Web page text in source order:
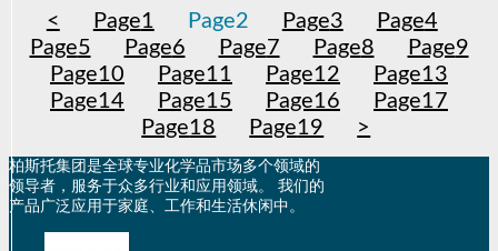
< Page1 Page2 Page3 Page4
Page5 Page6 Page7 Page8 Page9
Page10 Page11 Page12 Page13
Page14 Page15 Page16 Page17
Page18 Page19 >
柏斯托集团是全球专业化学品市场多个领域的
领导者，服务于众多行业和应用领域。 我们的
产品广泛应用于家庭、工作和生活休闲中。